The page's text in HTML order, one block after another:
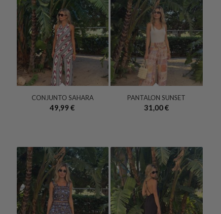
CONJUNTO SAHARA
49,99€
PANTALON SUNSET
31,00€